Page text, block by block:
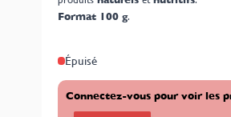
Format 100 g.
Épuisé
Connectez-vous pour voir les